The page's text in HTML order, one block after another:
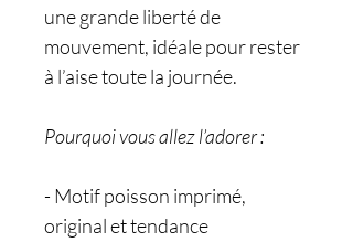
une grande liberté de
mouvement, idéale pour rester
à l’aise toute la journée.
Pourquoi vous allez l’adorer :
- Motif poisson imprimé,
original et tendance